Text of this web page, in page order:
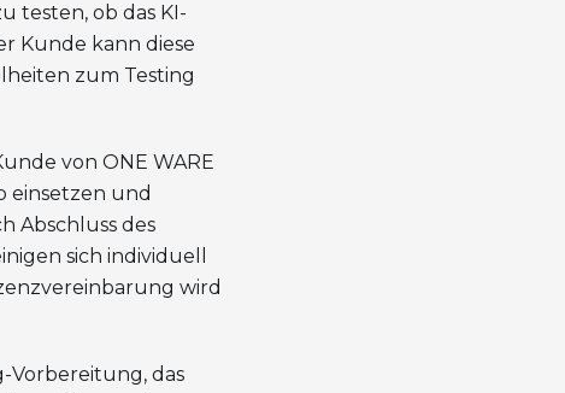
testen, ob das KI-
Kunde kann diese
zum Testing
von ONE WARE
einsetzen und
Abschluss des
sich individuell
wird
Vorbereitung, das